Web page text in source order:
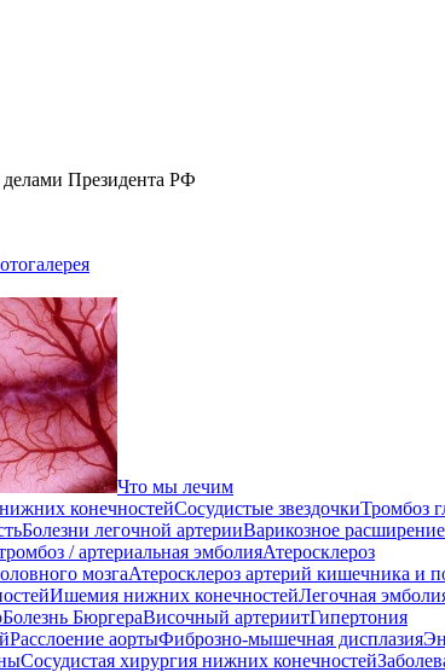
Президента РФ
Что мы лечим
конечностейСосудистые звездочкиТромбоз
Болезни легочной артерииВарикозное
/ артериальная эмболияАтеросклероз
мозгаАтеросклероз артерий кишечника и
Ишемия нижних конечностейЛегочная
Болезнь БюргераВисочный артериитГипертония
Расслоение аортыФиброзно-мышечная дисплазия
Сосудистая хирургия нижних конечностей